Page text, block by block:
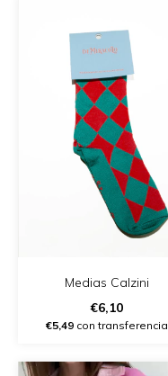
Medias Calzini
€6,10
€5,49con transferencia